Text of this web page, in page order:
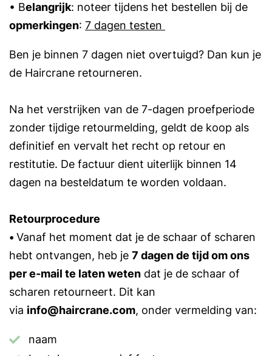
• Belangrijk: noteer tijdens het bestellen bij de
opmerkingen: 7 dagen testen
Ben je binnen 7 dagen niet overtuigd? Dan kun je
de Haircrane retourneren.
Na het verstrijken van de 7-dagen proefperiode
zonder tijdige retourmelding, geldt de koop als
definitief en vervalt het recht op retour en
restitutie. De factuur dient uiterlijk binnen 14
dagen na bestel­datum te worden voldaan.
Retourprocedure
• Vanaf het moment dat je de schaar of scharen
hebt ontvangen, heb je 7 dagen de tijd om ons
per e-mail te laten weten dat je de schaar of
scharen retourneert. Dit kan
via info@haircrane.com, onder vermelding van:
naam